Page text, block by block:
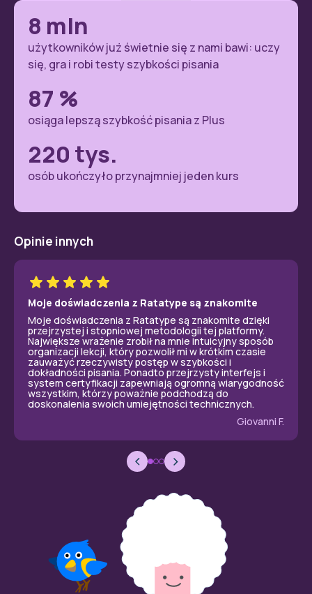
8 mln
użytkowników już świetnie się z nami bawi: uczy
się, gra i robi testy szybkości pisania
87 %
osiąga lepszą szybkość pisania z Plus
220 tys.
osób ukończyło przynajmniej jeden kurs
Opinie innych
Moje doświadczenia z Ratatype są znakomite
Moje doświadczenia z Ratatype są znakomite dzięki
przejrzystej i stopniowej metodologii tej platformy.
Największe wrażenie zrobił na mnie intuicyjny sposób
organizacji lekcji, który pozwolił mi w krótkim czasie
zauważyć rzeczywisty postęp w szybkości i
dokładności pisania. Ponadto przejrzysty interfejs i
system certyfikacji zapewniają ogromną wiarygodność
wszystkim, którzy poważnie podchodzą do
doskonalenia swoich umiejętności technicznych.
Giovanni F.